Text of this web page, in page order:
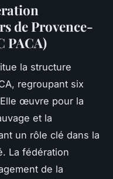
de Provence-
PACA)
la structure
regroupant six
œuvre pour la
et la
un rôle clé dans la
La fédération
de la